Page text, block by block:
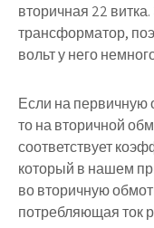
вторичная 22
трансформатор,
вольт у него
Если на первичную
то на вторичной
соответствует
который в нашем
во вторичную
потребляющая ток